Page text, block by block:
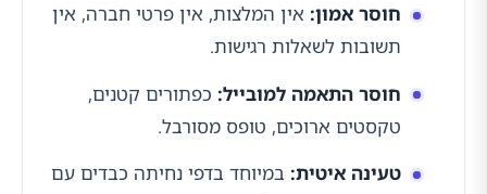
חוסר אמון: אין המלצות, אין פרטי חברה, אין
תשובות לשאלות רגישות.
חוסר התאמה למובייל: כפתורים קטנים,
טקסטים ארוכים, טופס מסורבל.
טעינה איטית: במיוחד בדפי נחיתה כבדים עם